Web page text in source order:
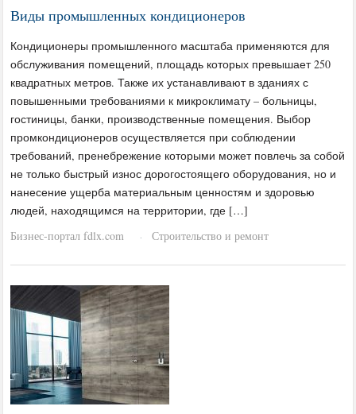
Виды промышленных кондиционеров
Кондиционеры промышленного масштаба применяются для
обслуживания помещений, площадь которых превышает 250
квадратных метров. Также их устанавливают в зданиях с
повышенными требованиями к микроклимату – больницы,
гостиницы, банки, производственные помещения. Выбор
промкондиционеров осуществляется при соблюдении
требований, пренебрежение которыми может повлечь за собой
не только быстрый износ дорогостоящего оборудования, но и
нанесение ущерба материальным ценностям и здоровью
людей, находящимся на территории, где […]
Бизнес-портал fdlx.com
· Строительство и ремонт